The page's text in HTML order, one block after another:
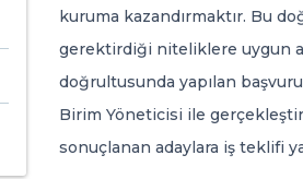
kuruma kazandırmaktır. Bu
gerektirdiği niteliklere uygun
doğrultusunda yapılan
Birim Yöneticisi ile
sonuçlanan adaylara iş teklifi